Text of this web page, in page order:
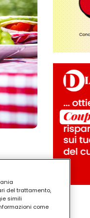
del trattamento,
simili
come